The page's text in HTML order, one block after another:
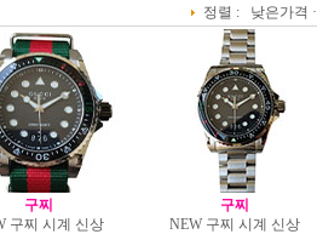
정렬 : 낮은가격 ·
구찌
구찌 시계 신상
구찌
NEW 구찌 시계 신상